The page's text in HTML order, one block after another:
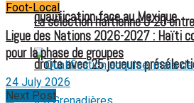
La sélection haïtienne U-20
droite avec 25 joueurs
qualification face au Mexique
Foot-Local
Ligue des Nations 2026-2027 : Haïti
pour la phase de groupes
24 July 2026
Next Post